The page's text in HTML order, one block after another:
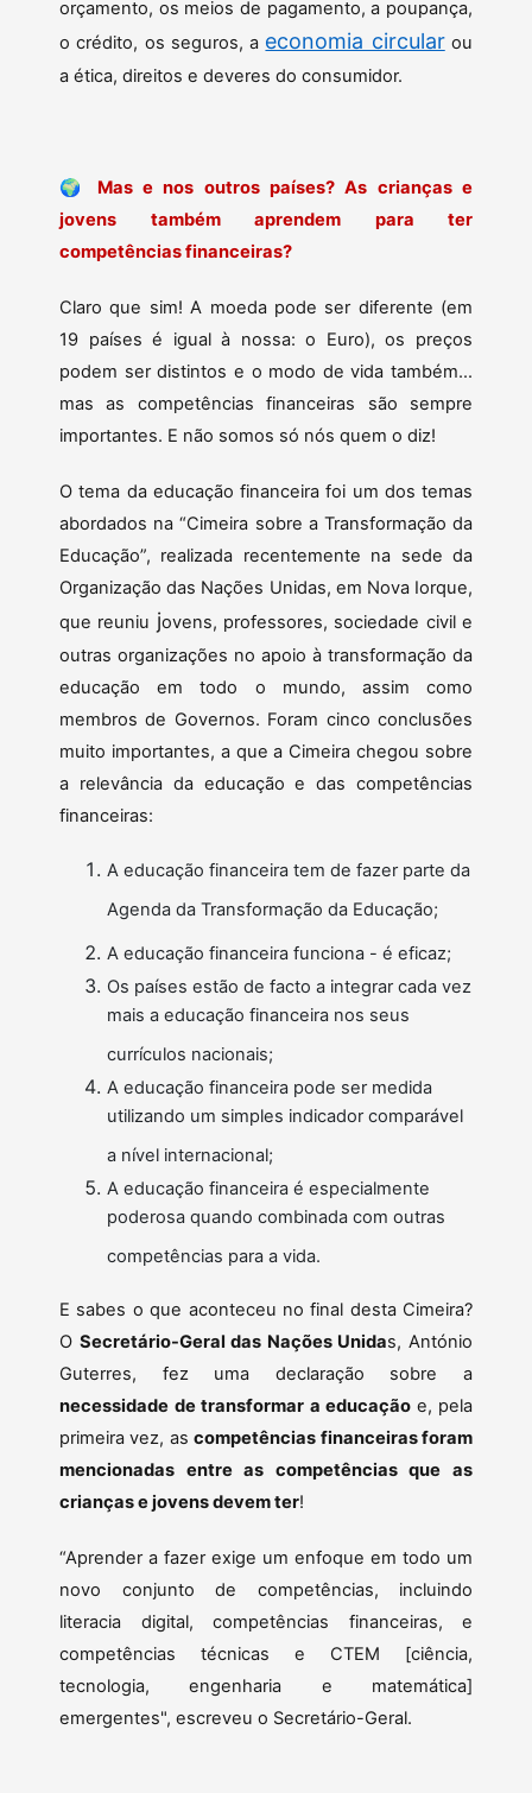
orçamento, os meios de pagamento, a poupança,
o crédito, os seguros, a economia circularou
a ética, direitos e deveres do consumidor.
🌍
Mas e nos outros países? As crianças e
jovens também aprendem para ter
competências financeiras?
Claro que sim! A moeda pode ser diferente (em
19 países é igual à nossa: o Euro), os preços
podem ser distintos e o modo de vida também…
mas as competências financeiras são sempre
importantes. E não somos só nós quem o diz!
O tema da educação financeira foi um dos temas
abordados na “Cimeira sobre a Transformação da
Educação”, realizada recentemente na sede da
Organização das Nações Unidas, em Nova Iorque,
que reuniu jovens, professores, sociedade civil e
outras organizações no apoio à transformação da
educação em todo o mundo, assim como
membros de Governos. Foram cinco conclusões
muito importantes, a que a Cimeira chegou sobre
a relevância da educação e das competências
financeiras:
A educação financeira tem de fazer parte da
Agenda da Transformação da Educação;
A educação financeira funciona - é eficaz;
Os países estão de facto a integrar cada vez
mais a educação financeira nos seus
currículos nacionais;
A educação financeira pode ser medida
utilizando um simples indicador comparável
a nível internacional;
A educação financeira é especialmente
poderosa quando combinada com outras
competências para a vida.
E sabes o que aconteceu no final desta Cimeira?
O Secretário-Geral das Nações Unidas, António
Guterres, fez uma declaração sobre a
necessidade de transformar a educação e, pela
primeira vez, ascompetências financeiras foram
mencionadas entre as competências que as
crianças e jovens devem ter!
“Aprender a fazer exige um enfoque em todo um
novo conjunto de competências, incluindo
literacia digital, competências financeiras, e
competências técnicas e CTEM [ciência,
tecnologia, engenharia e matemática]
emergentes", escreveu o Secretário-Geral.